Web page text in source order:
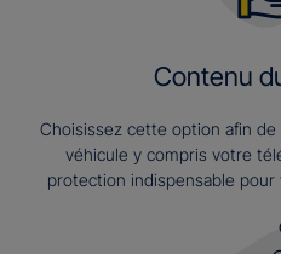
Contenu
Choisissez cette option afin
véhicule y compris votre
protection indispensable